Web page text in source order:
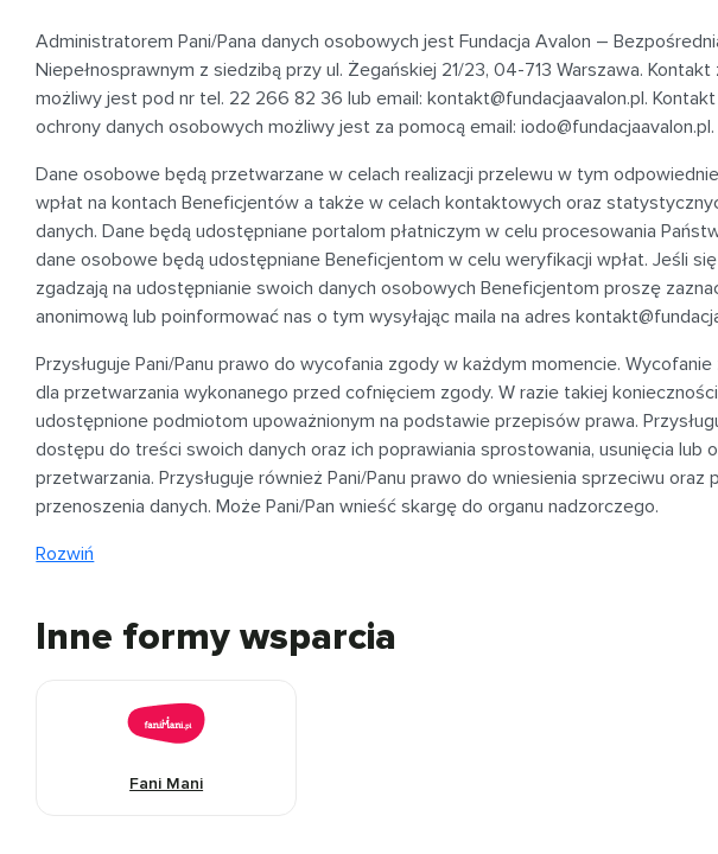
Administratorem Pani/Pana danych osobowych jest Fundacja Avalon –
Niepełnosprawnym z siedzibą przyul. Żegańskiej 21/23, 04-713 Warszawa.
możliwy jest pod nr tel. 22 266 82 36 lub email:kontakt@fundacjaavalon.pl.
ochrony danych osobowych możliwy jest za pomocą email:iodo@fundacjaavalon.pl.
Dane osobowe będą przetwarzane w celach realizacji przelewu w tym
wpłat na kontach Beneficjentów a także w celach kontaktowych oraz
danych. Dane będą udostępniane portalom płatniczym w celu procesowania
dane osobowe będą udostępniane Beneficjentom w celu weryfikacji wpłat. Jeśli
zgadzają na udostępnianie swoich danych osobowych Beneficjentom proszę
anonimową lub poinformować nas o tym wysyłając maila na adres
Przysługuje Pani/Panu prawo do wycofania zgody w każdym momencie.
dla przetwarzania wykonanego przed cofnięciem zgody. W razie takiej
udostępnione podmiotom upoważnionym na podstawie przepisów prawa.
dostępu do treści swoich danych oraz ich poprawiania sprostowania, usunięcia lub
przetwarzania. Przysługuje również Pani/Panu prawo do wniesienia sprzeciwu oraz
przenoszenia danych. Może Pani/Pan wnieść skargę do organu nadzorczego.
Rozwiń
Inne formy wsparcia
Fani Mani